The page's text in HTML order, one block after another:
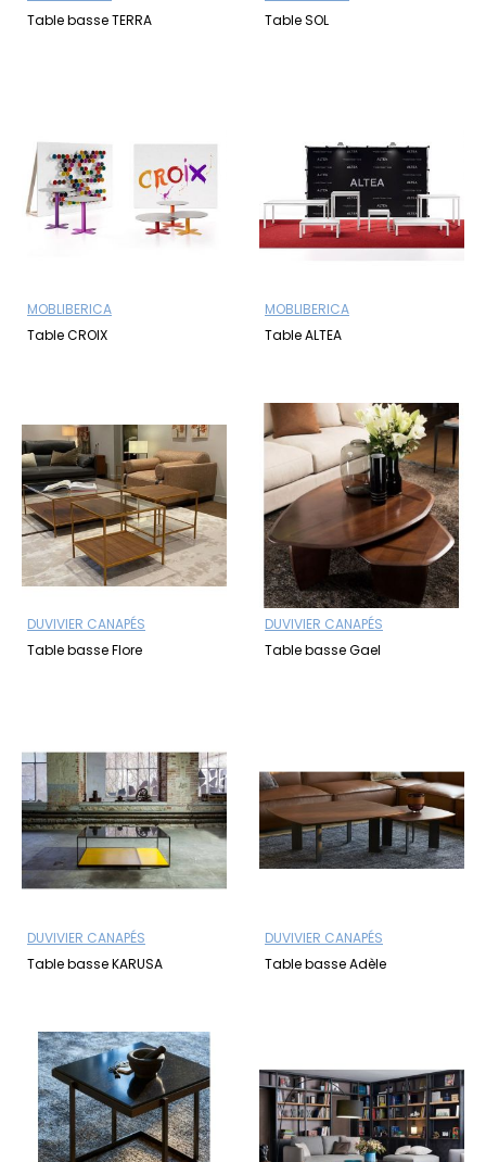
préférences personnelles.
Table basse TERRA
Table SOL
MOBLIBERICA
Table CROIX
MOBLIBERICA
Table ALTEA
DUVIVIER CANAPÉS
Table basse Flore
DUVIVIER CANAPÉS
Table basse Gael
DUVIVIER CANAPÉS
Table basse KARUSA
DUVIVIER CANAPÉS
Table basse Adèle